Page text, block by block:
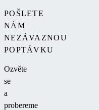
POŠLETE
NÁM
NEZÁVAZNOU
POPTÁVKU
Ozvěte
se
a
probereme